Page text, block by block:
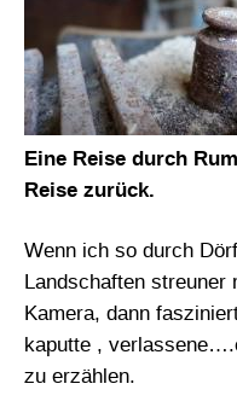
Eine Reise durch
Reise zurück.
Wenn ich so durch
Landschaften streuner
Kamera, dann
kaputte ,
zu erzählen.